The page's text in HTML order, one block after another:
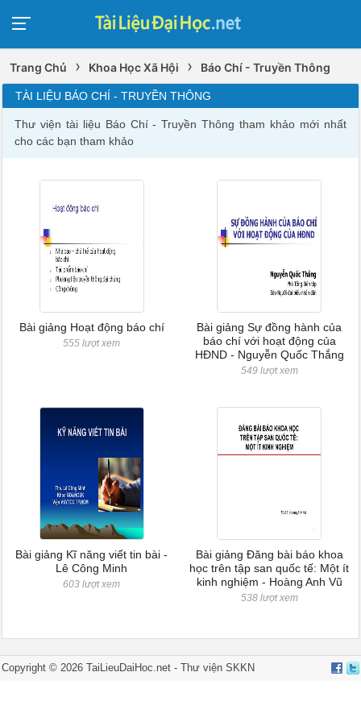
Trang Chủ › Khoa Học Xã Hội › Báo Chí - Truyền Thông
TÀI LIỆU BÁO CHÍ - TRUYỀN THÔNG
Thư viện tài liệu Báo Chí - Truyền Thông tham khảo mới nhất
cho các bạn tham khảo
Bài giảng Hoạt động báo chí
555 lượt xem
Bài giảng Sự đồng hành của
báo chí với hoạt động của
HĐND - Nguyễn Quốc Thắng
549 lượt xem
Bài giảng Kĩ năng viết tin bài -
Lê Công Minh
603 lượt xem
Bài giảng Đăng bài báo khoa
học trên tập san quốc tế: Một ít
kinh nghiệm - Hoàng Anh Vũ
538 lượt xem
Copyright ©2026 TaiLieuDaiHoc.net -Thư viện SKKN